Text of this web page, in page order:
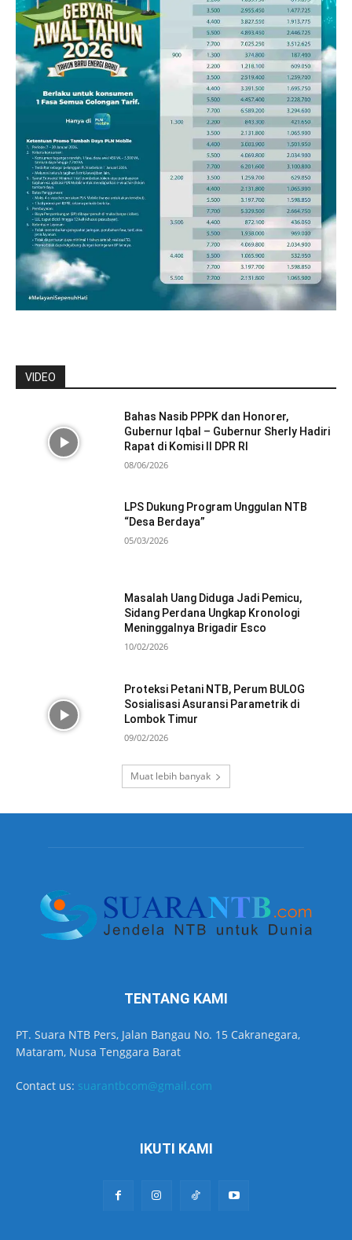
VIDEO
Bahas Nasib PPPK dan Honorer,
Gubernur Iqbal – Gubernur Sherly Hadiri
Rapat di Komisi II DPR RI
08/06/2026
LPS Dukung Program Unggulan NTB
“Desa Berdaya”
05/03/2026
Masalah Uang Diduga Jadi Pemicu,
Sidang Perdana Ungkap Kronologi
Meninggalnya Brigadir Esco
10/02/2026
Proteksi Petani NTB, Perum BULOG
Sosialisasi Asuransi Parametrik di
Lombok Timur
09/02/2026
Muat lebih banyak
TENTANG KAMI
PT. Suara NTB Pers, Jalan Bangau No. 15 Cakranegara,
Mataram, Nusa Tenggara Barat
Contact us: suarantbcom@gmail.com
IKUTI KAMI